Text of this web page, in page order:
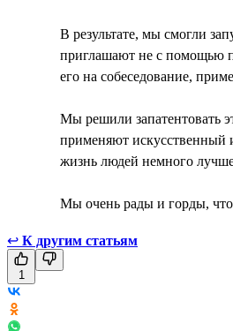
В результате, мы смогли
приглашают не с помощью
его на собеседование,
Мы решили запатентовать
применяют искусственный
жизнь людей немного
Мы очень рады и горды, что
↩ К другим статьям
1